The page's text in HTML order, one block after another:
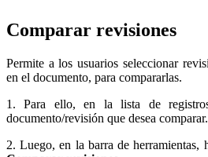
Comparar revisiones
Permite a los usuarios seleccionar
en el documento, para compararlas.
1. Para ello, en la lista de
documento/revisión que desea comparar.
2. Luego, en la barra de herramientas,